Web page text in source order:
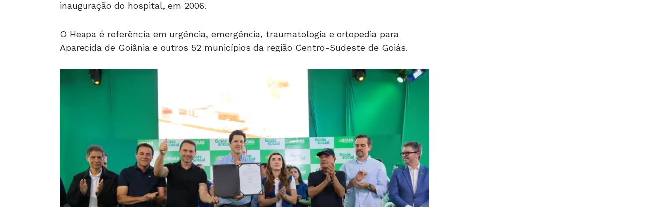
inauguração do hospital, em 2006.
O Heapa é referência em urgência, emergência, traumatologia e ortopedia para
Aparecida de Goiânia e outros 52 municípios da região Centro-Sudeste de Goiás.